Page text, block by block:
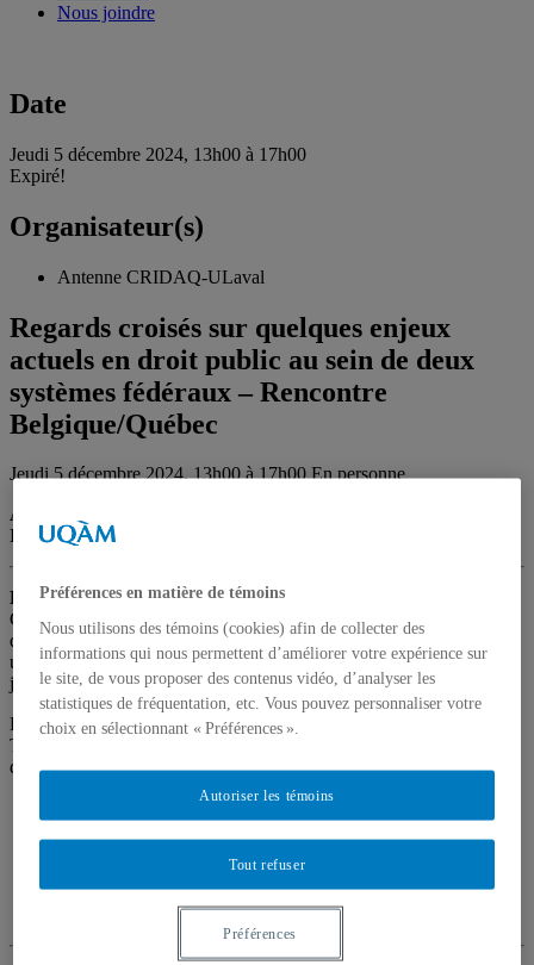
Nous joindre
Date
Jeudi 5 décembre 2024, 13h00 à 17h00
Expiré!
Organisateur(s)
Antenne CRIDAQ-ULaval
Regards croisés sur quelques enjeux
actuels en droit public au sein de deux
systèmes fédéraux – Rencontre
Belgique/Québec
Jeudi 5 décembre 2024, 13h00 à 17h00 En personne
Activité bimodale | Salle DKN-5168, Université Laval et Zoom |
Inscription obligatoire (sans frais) via
Description de l’événement
Cette rencontre en formule hybride entre des chercheur(e)s belges et
québécois portera sur quelques enjeux actuels en droit public, avec
un accent particulier mis sur la nature fédérale des systèmes
juridiques concernés.
L’animation de la rencontre sera assurée par le professeur Patrick
Taillon (ULaval), avec la participation des collègues, professeurs et
doctorant(e)s suivants:
(ULiège)
Jordan Mayer(ULaval et ULiège)
(ULiège)
Préférences en matière de témoins
Nous utilisons des témoins (cookies) afin de collecter des
informations qui nous permettent d’améliorer votre expérience sur
le site, de vous proposer des contenus vidéo, d’analyser les
statistiques de fréquentation, etc. Vous pouvez personnaliser votre
choix en sélectionnant « Préférences ».
Tout refuser
Autoriser les témoins
Préférences